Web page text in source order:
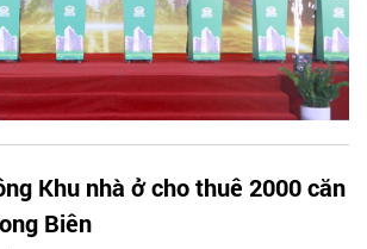
Khu nhà ở cho thuê 2000 căn
Biên